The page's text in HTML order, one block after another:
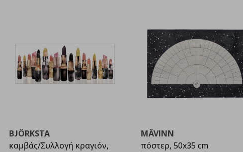
BJÖRKSTA
καμβάς/Συλλογή κραγιόν,
MÄVINN
πόστερ, 50x35 cm